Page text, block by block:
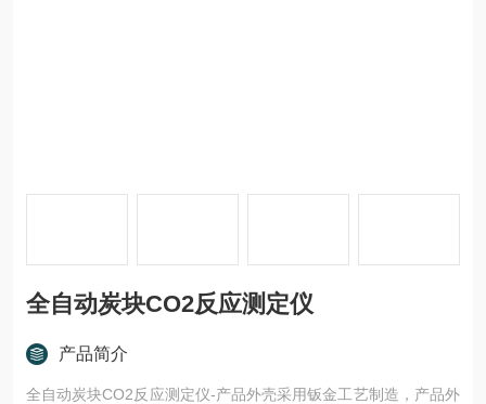
全自动炭块CO2反应测定仪
产品简介
全自动炭块CO2反应测定仪-产品外壳采用钣金工艺制造，产品外